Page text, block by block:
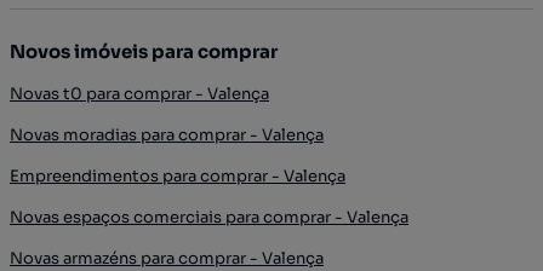
Novos imóveis para comprar
Novas t0 para comprar - Valença
Novas moradias para comprar - Valença
Empreendimentos para comprar - Valença
Novas espaços comerciais para comprar - Valença
Novas armazéns para comprar - Valença